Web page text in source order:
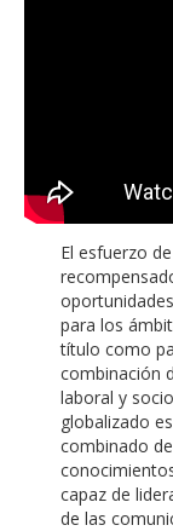
El esfuerzo
para los
título como
combinación
laboral y
globalizado
combinado
capaz de
de las